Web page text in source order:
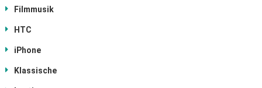
Filmmusik
HTC
iPhone
Klassische